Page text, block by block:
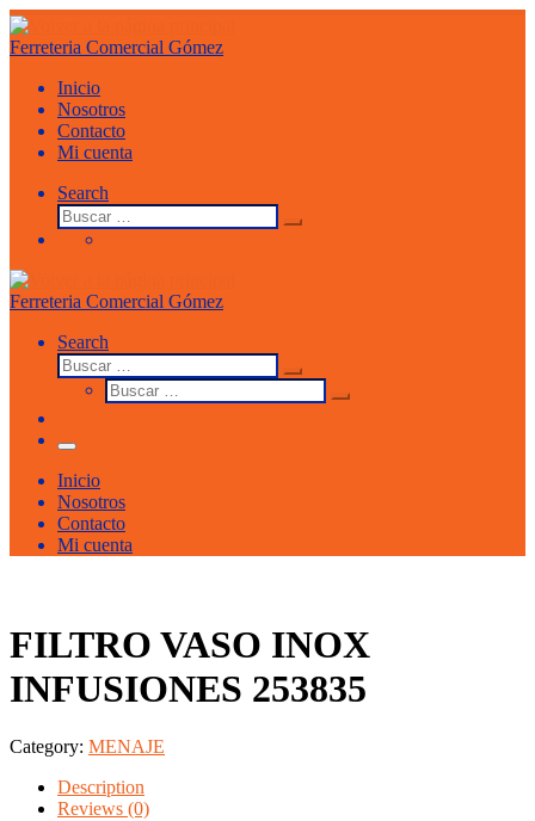
Saltar
al
contenido
Ferreteria Comercial Gómez
Inicio
Nosotros
Contacto
Mi cuenta
Search
Buscar
Buscar
Ferreteria Comercial Gómez
Search
Buscar
Buscar
…
Buscar
Buscar
Menu
Inicio
Nosotros
Contacto
Mi cuenta
FILTRO VASO INOX
INFUSIONES 253835
Category: MENAJE
Description
Reviews (0)